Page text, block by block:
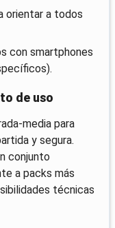
orientar a todos
con smartphones
de uso
media para
y segura.
conjunto
a packs más
técnicas